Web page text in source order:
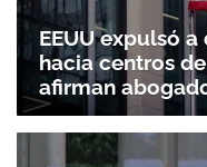
EEUU expulsó
hacia centros
afirman